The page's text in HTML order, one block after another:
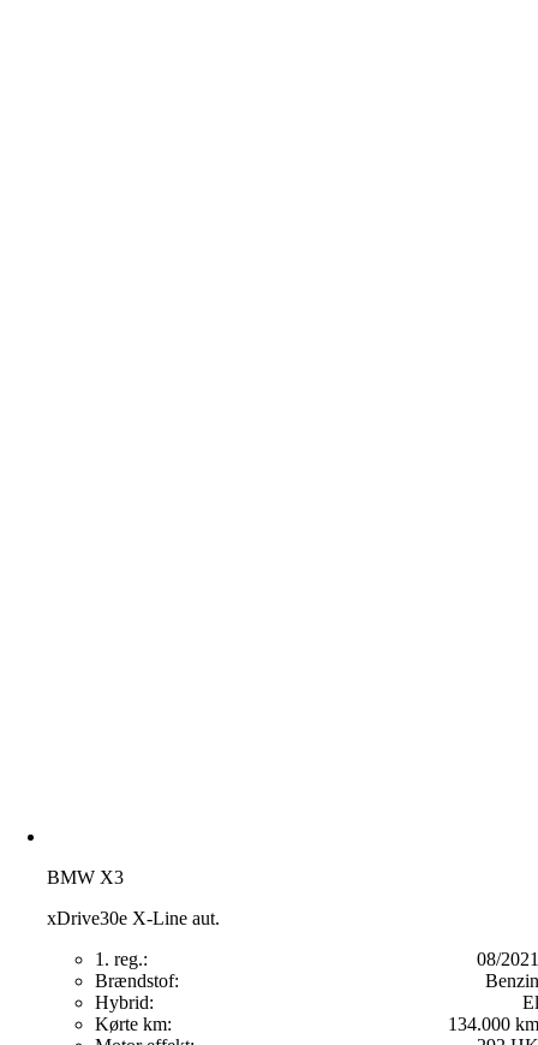
BMW X3
xDrive30e X-Line aut.
1. reg.:
08/2021
Brændstof:
Benzin
Hybrid:
El
Kørte km:
134.000 km